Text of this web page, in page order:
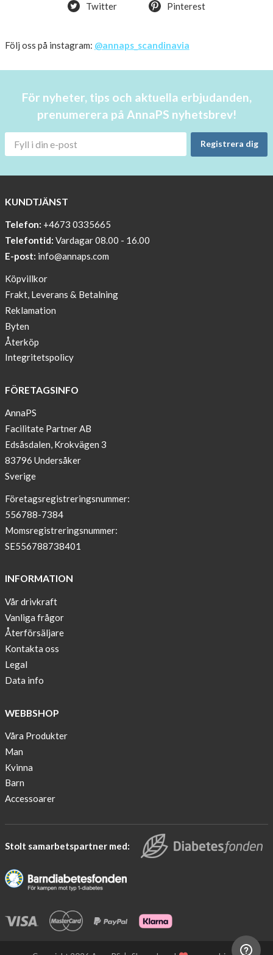
Just
few
stock!
OFF
!!!!
PRINT
undisturbed
Blogger
on
AnnaPS.com
Report
from
congress
in
Paris
OFFER
!
–
T-
shirt
pockets
and
sleeves
Anna
Sjöberg
nominated
as
one
of
in
Lyfebulb
2016
We
the
against
diabetes.
Would
us?
Twitter Pinterest
Följ oss på instagram: @annaps_scandinavia
För nyheter, tips och aktuella erbjudanden,
prenumerera på AnnaPS nyhetsbrev!
Registrera dig
KUNDTJÄNST
Telefon: +4673 0335665
Telefontid: Vardagar 08.00 - 16.00
E-post: info@annaps.com
Köpvillkor
Frakt, Leverans & Betalning
Reklamation
Byten
Återköp
Integritetspolicy
FÖRETAGSINFO
AnnaPS
Facilitate Partner AB
Edsåsdalen, Krokvägen 3
83796 Undersåker
Sverige
Företagsregistreringsnummer:
556788-7384
Momsregistreringsnummer:
SE556788738401
INFORMATION
Vår drivkraft
Vanliga frågor
Återförsäljare
Kontakta oss
Legal
Data info
WEBBSHOP
Våra Produkter
Man
Kvinna
Barn
Accessoarer
Stolt samarbetspartner med: